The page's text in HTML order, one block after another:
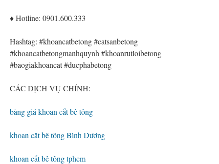
♦ Hotline: 0901.600.333
Hashtag: #khoancatbetong #catsanbetong
#khoancatbetongmanhquynh #khoanrutloibetong
#baogiakhoancat #ducphabetong
CÁC DỊCH VỤ CHÍNH:
bảng giá khoan cắt bê tông
khoan cắt bê tông Bình Dương
khoan cắt bê tông tphcm